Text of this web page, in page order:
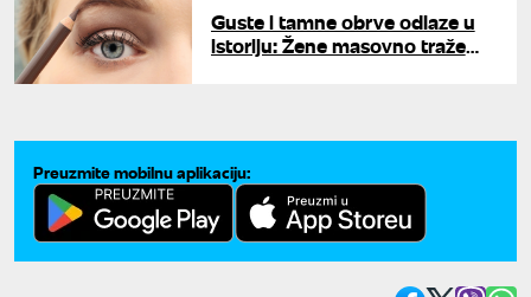
Guste i tamne obrve odlaze u
istoriju: Žene masovno traže
Preuzmite mobilnu aplikaciju: